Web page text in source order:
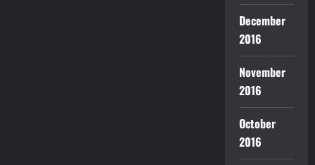
December
2016
November
2016
October
2016